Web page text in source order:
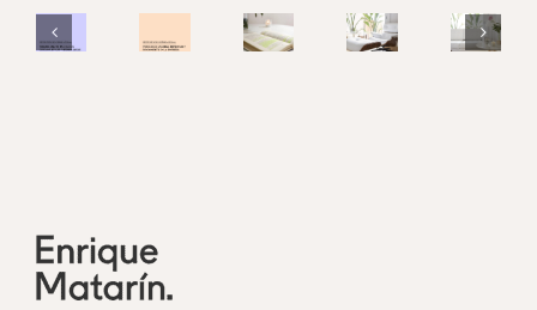
Terapia
psicología
laboral:
Psicología
Coaching.
Coaching
Terapia